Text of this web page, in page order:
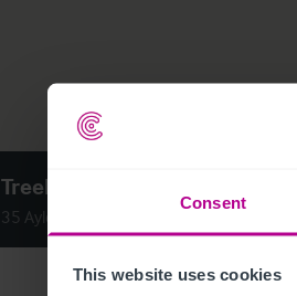
Consent
This website uses cookies
Treehouse
35 Aylesbury End, Beaconsfield,